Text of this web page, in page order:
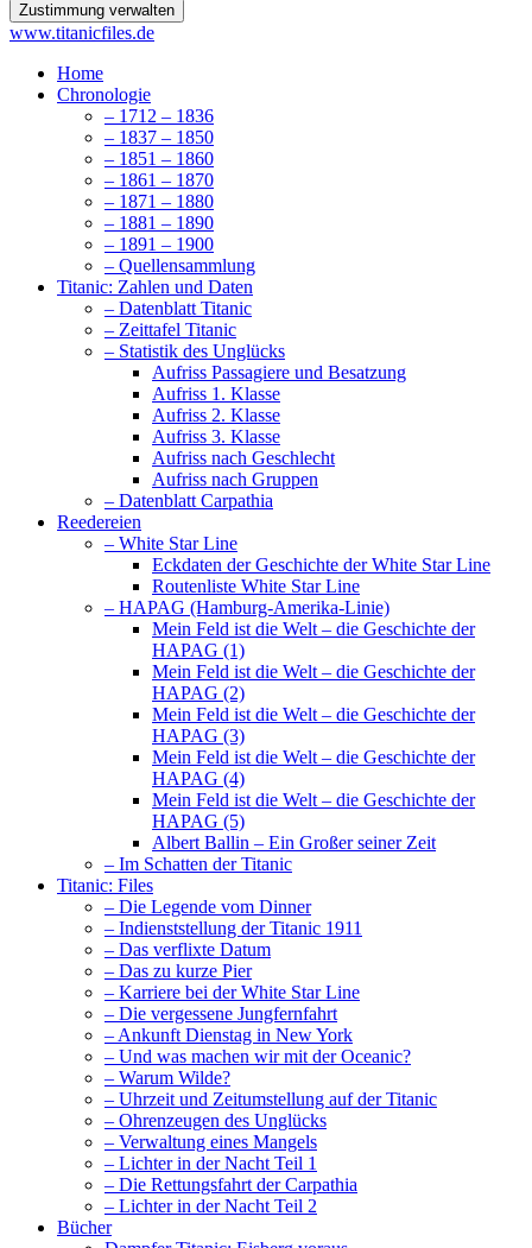
Zustimmung verwalten
www.titanicfiles.de
Home
Chronologie
– 1712 – 1836
– 1837 – 1850
– 1851 – 1860
– 1861 – 1870
– 1871 – 1880
– 1881 – 1890
– 1891 – 1900
– Quellensammlung
Titanic: Zahlen und Daten
– Datenblatt Titanic
– Zeittafel Titanic
– Statistik des Unglücks
Aufriss Passagiere und Besatzung
Aufriss 1. Klasse
Aufriss 2. Klasse
Aufriss 3. Klasse
Aufriss nach Geschlecht
Aufriss nach Gruppen
– Datenblatt Carpathia
Reedereien
– White Star Line
Eckdaten der Geschichte der White Star Line
Routenliste White Star Line
– HAPAG (Hamburg-Amerika-Linie)
Mein Feld ist die Welt – die Geschichte der
HAPAG (1)
Mein Feld ist die Welt – die Geschichte der
HAPAG (2)
Mein Feld ist die Welt – die Geschichte der
HAPAG (3)
Mein Feld ist die Welt – die Geschichte der
HAPAG (4)
Mein Feld ist die Welt – die Geschichte der
HAPAG (5)
Albert Ballin – Ein Großer seiner Zeit
– Im Schatten der Titanic
Titanic: Files
– Die Legende vom Dinner
– Indienststellung der Titanic 1911
– Das verflixte Datum
– Das zu kurze Pier
– Karriere bei der White Star Line
– Die vergessene Jungfernfahrt
– Ankunft Dienstag in New York
– Und was machen wir mit der Oceanic?
– Warum Wilde?
– Uhrzeit und Zeitumstellung auf der Titanic
– Ohrenzeugen des Unglücks
– Verwaltung eines Mangels
– Lichter in der Nacht Teil 1
– Die Rettungsfahrt der Carpathia
– Lichter in der Nacht Teil 2
Bücher